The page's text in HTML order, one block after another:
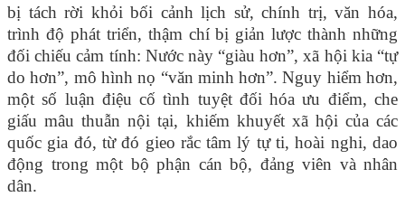
bị tách rời khỏi bối cảnh lịch sử, chính trị, văn hóa,
trình độ phát triển, thậm chí bị giản lược thành những
đối chiếu cảm tính: Nước này “giàu hơn”, xã hội kia “tự
do hơn”, mô hình nọ “văn minh hơn”. Nguy hiểm hơn,
một số luận điệu cố tình tuyệt đối hóa ưu điểm, che
giấu mâu thuẫn nội tại, khiếm khuyết xã hội của các
quốc gia đó, từ đó gieo rắc tâm lý tự ti, hoài nghi, dao
động trong một bộ phận cán bộ, đảng viên và nhân
dân.